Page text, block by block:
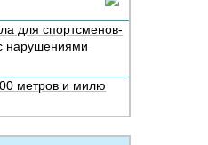
для спортсменов-
нарушениями
метров и милю